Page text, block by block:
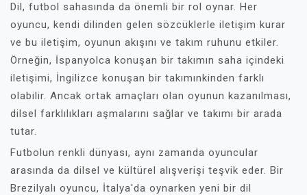
Dil, futbol sahasında da önemli bir rol oynar. Her
oyuncu, kendi dilinden gelen sözcüklerle iletişim kurar
ve bu iletişim, oyunun akışını ve takım ruhunu etkiler.
Örneğin, İspanyolca konuşan bir takımın saha içindeki
iletişimi, İngilizce konuşan bir takımınkinden farklı
olabilir. Ancak ortak amaçları olan oyunun kazanılması,
dilsel farklılıkları aşmalarını sağlar ve takımı bir arada
tutar.
Futbolun renkli dünyası, aynı zamanda oyuncular
arasında da dilsel ve kültürel alışverişi teşvik eder. Bir
Brezilyalı oyuncu, İtalya'da oynarken yeni bir dil